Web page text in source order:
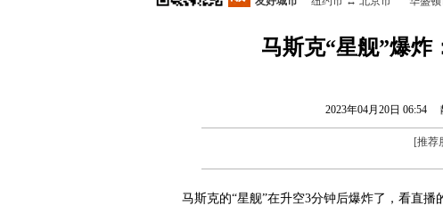
马斯克“星舰”爆炸
2023年04月20日 06:54
[推荐
马斯克的“星舰”在升空3分钟后爆炸了，看直播